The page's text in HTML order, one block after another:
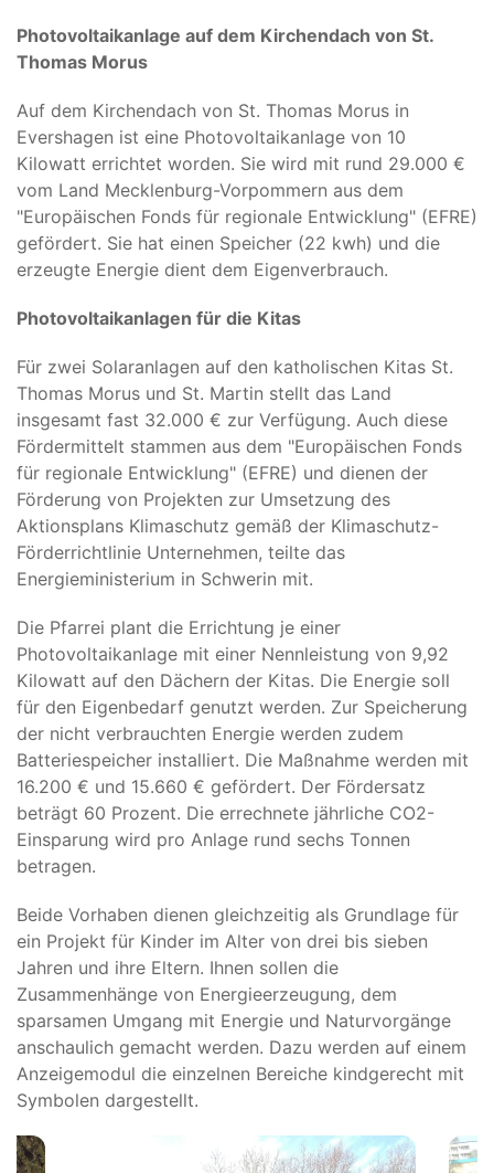
Photovoltaikanlage auf dem Kirchendach von St.
Thomas Morus
Auf dem Kirchendach von St. Thomas Morus in
Evershagen ist eine Photovoltaikanlage von 10
Kilowatt errichtet worden. Sie wird mit rund 29.000 €
vom Land Mecklenburg-Vorpommern aus dem
"Europäischen Fonds für regionale Entwicklung" (EFRE)
gefördert. Sie hat einen Speicher (22 kwh) und die
erzeugte Energie dient dem Eigenverbrauch.
Photovoltaikanlagen für die Kitas
Für zwei Solaranlagen auf den katholischen Kitas St.
Thomas Morus und St. Martin stellt das Land
insgesamt fast 32.000 € zur Verfügung. Auch diese
Fördermittelt stammen aus dem "Europäischen Fonds
für regionale Entwicklung" (EFRE) und dienen der
Förderung von Projekten zur Umsetzung des
Aktionsplans Klimaschutz gemäß der Klimaschutz-
Förderrichtlinie Unternehmen, teilte das
Energieministerium in Schwerin mit.
Die Pfarrei plant die Errichtung je einer
Photovoltaikanlage mit einer Nennleistung von 9,92
Kilowatt auf den Dächern der Kitas. Die Energie soll
für den Eigenbedarf genutzt werden. Zur Speicherung
der nicht verbrauchten Energie werden zudem
Batteriespeicher installiert. Die Maßnahme werden mit
16.200 € und 15.660 € gefördert. Der Fördersatz
beträgt 60 Prozent. Die errechnete jährliche CO2-
Einsparung wird pro Anlage rund sechs Tonnen
betragen.
Beide Vorhaben dienen gleichzeitig als Grundlage für
ein Projekt für Kinder im Alter von drei bis sieben
Jahren und ihre Eltern. Ihnen sollen die
Zusammenhänge von Energieerzeugung, dem
sparsamen Umgang mit Energie und Naturvorgänge
anschaulich gemacht werden. Dazu werden auf einem
Anzeigemodul die einzelnen Bereiche kindgerecht mit
Symbolen dargestellt.